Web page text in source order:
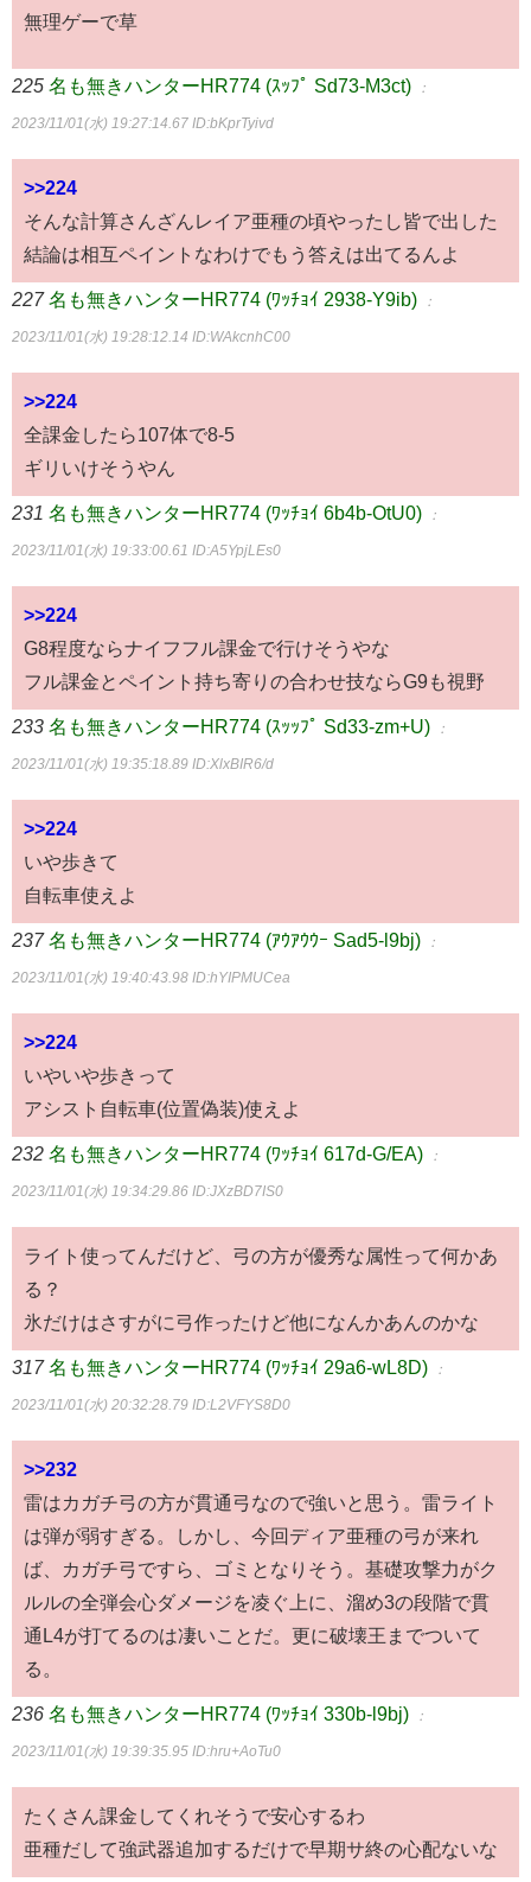
無理ゲーで草
225 名も無きハンターHR774 (ｽｯﾌﾟ Sd73-M3ct) ：
2023/11/01(水) 19:27:14.67 ID:bKprTyivd
>>224
そんな計算さんざんレイア亜種の頃やったし皆で出した
結論は相互ペイントなわけでもう答えは出てるんよ
227 名も無きハンターHR774 (ﾜｯﾁｮｲ 2938-Y9ib) ：
2023/11/01(水) 19:28:12.14 ID:WAkcnhC00
>>224
全課金したら107体で8-5
ギリいけそうやん
231 名も無きハンターHR774 (ﾜｯﾁｮｲ 6b4b-OtU0) ：
2023/11/01(水) 19:33:00.61 ID:A5YpjLEs0
>>224
G8程度ならナイフフル課金で行けそうやな
フル課金とペイント持ち寄りの合わせ技ならG9も視野
233 名も無きハンターHR774 (ｽｯｯﾌﾟ Sd33-zm+U) ：
2023/11/01(水) 19:35:18.89 ID:XlxBIR6/d
>>224
いや歩きて
自転車使えよ
237 名も無きハンターHR774 (ｱｳｱｳｳｰ Sad5-l9bj) ：
2023/11/01(水) 19:40:43.98 ID:hYIPMUCea
>>224
いやいや歩きって
アシスト自転車(位置偽装)使えよ
232 名も無きハンターHR774 (ﾜｯﾁｮｲ 617d-G/EA) ：
2023/11/01(水) 19:34:29.86 ID:JXzBD7IS0
ライト使ってんだけど、弓の方が優秀な属性って何かあ
る？
氷だけはさすがに弓作ったけど他になんかあんのかな
317 名も無きハンターHR774 (ﾜｯﾁｮｲ 29a6-wL8D) ：
2023/11/01(水) 20:32:28.79 ID:L2VFYS8D0
>>232
雷はカガチ弓の方が貫通弓なので強いと思う。雷ライト
は弾が弱すぎる。しかし、今回ディア亜種の弓が来れ
ば、カガチ弓ですら、ゴミとなりそう。基礎攻撃力がク
ルルの全弾会心ダメージを凌ぐ上に、溜め3の段階で貫
通L4が打てるのは凄いことだ。更に破壊王までついて
る。
236 名も無きハンターHR774 (ﾜｯﾁｮｲ 330b-l9bj) ：
2023/11/01(水) 19:39:35.95 ID:hru+AoTu0
たくさん課金してくれそうで安心するわ
亜種だして強武器追加するだけで早期サ終の心配ないな